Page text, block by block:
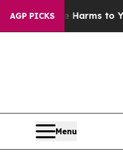
AGP PICKS
Harms to Youth
Menu